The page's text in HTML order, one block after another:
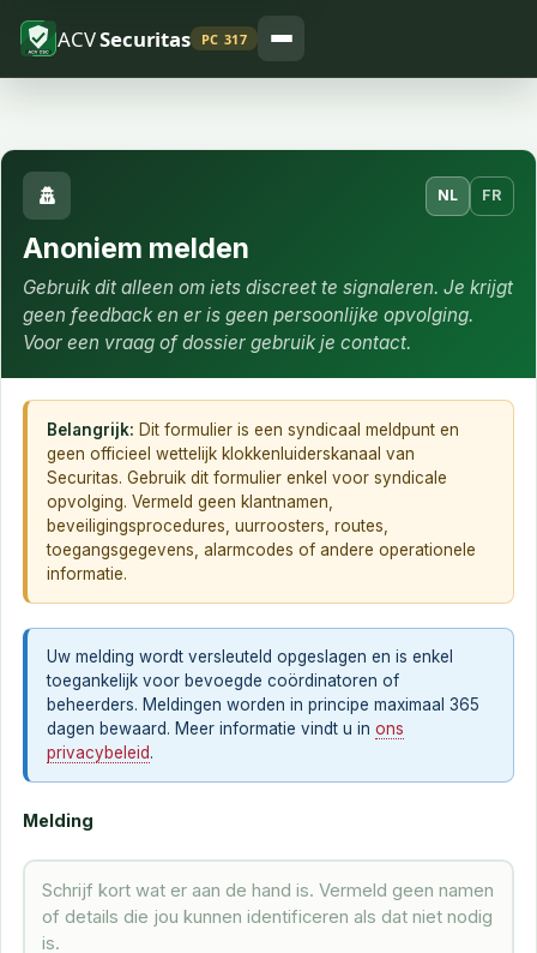
ACVSecuritas PC 317
NL FR
Anoniem melden
Gebruik dit alleen om iets discreet te signaleren. Je krijgt
geen feedback en er is geen persoonlijke opvolging.
Voor een vraag of dossier gebruik je contact.
Belangrijk: Dit formulier is een syndicaal meldpunt en
geen officieel wettelijk klokkenluiderskanaal van
Securitas. Gebruik dit formulier enkel voor syndicale
opvolging. Vermeld geen klantnamen,
beveiligingsprocedures, uurroosters, routes,
toegangsgegevens, alarmcodes of andere operationele
informatie.
Uw melding wordt versleuteld opgeslagen en is enkel
toegankelijk voor bevoegde coördinatoren of
beheerders. Meldingen worden in principe maximaal 365
dagen bewaard. Meer informatie vindt u inons
privacybeleid.
Melding